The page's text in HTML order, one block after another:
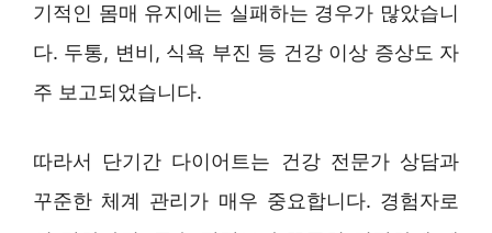
기적인 몸매 유지에는 실패하는 경우가 많았습니
다. 두통, 변비, 식욕 부진 등 건강 이상 증상도 자
주 보고되었습니다.
따라서 단기간 다이어트는 건강 전문가 상담과
꾸준한 체계 관리가 매우 중요합니다. 경험자로